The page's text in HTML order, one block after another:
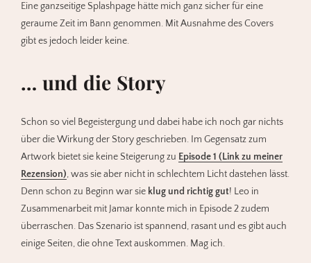
Eine ganzseitige Splashpage hätte mich ganz sicher für eine
geraume Zeit im Bann genommen. Mit Ausnahme des Covers
gibt es jedoch leider keine.
… und die Story
Schon so viel Begeistergung und dabei habe ich noch gar nichts
über die Wirkung der Story geschrieben. Im Gegensatz zum
Artwork bietet sie keine Steigerung zu Episode 1 (Link zu meiner
Rezension), was sie aber nicht in schlechtem Licht dastehen lässt.
Denn schon zu Beginn war sie klug und richtig gut! Leo in
Zusammenarbeit mit Jamar konnte mich in Episode 2 zudem
überraschen. Das Szenario ist spannend, rasant und es gibt auch
einige Seiten, die ohne Text auskommen. Mag ich.